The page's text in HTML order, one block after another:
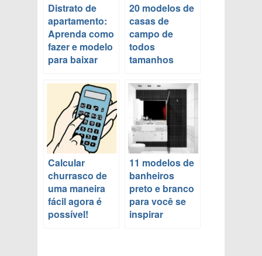
Distrato de
apartamento:
Aprenda como
fazer e modelo
para baixar
20 modelos de
casas de
campo de
todos
tamanhos
Calcular
churrasco de
uma maneira
fácil agora é
possível!
11 modelos de
banheiros
preto e branco
para você se
inspirar